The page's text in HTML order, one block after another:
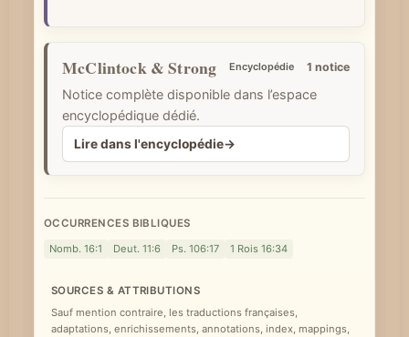
McClintock & Strong Encyclopédie 1 notice
Notice complète disponible dans l’espace
encyclopédique dédié.
Lire dans l'encyclopédie→
OCCURRENCES BIBLIQUES
Nomb. 16:1
Deut. 11:6 Ps. 106:17 1 Rois 16:34
SOURCES & ATTRIBUTIONS
Sauf mention contraire, les traductions françaises,
adaptations, enrichissements, annotations, index, mappings,